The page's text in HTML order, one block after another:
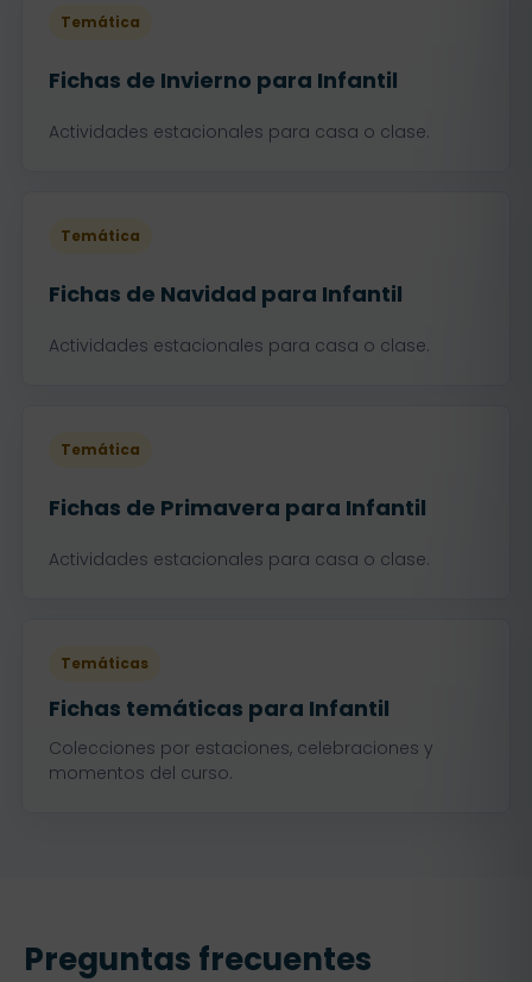
Temática
Fichas de Invierno para Infantil
Actividades estacionales para casa o clase.
Temática
Fichas de Navidad para Infantil
Actividades estacionales para casa o clase.
Temática
Fichas de Primavera para Infantil
Actividades estacionales para casa o clase.
Temáticas
Fichas temáticas para Infantil
Colecciones por estaciones, celebraciones y
momentos del curso.
Preguntas frecuentes